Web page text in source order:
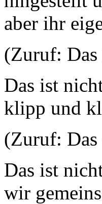
aber ihr
(Zuruf:
Das ist
klipp und
(Zuruf:
Das ist
wir